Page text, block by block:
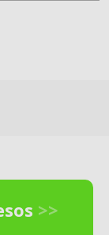
>>